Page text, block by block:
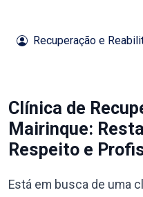
Recuperação e
Clínica de
Mairinque:
Respeito e
Está em busca de uma